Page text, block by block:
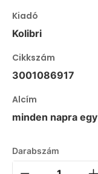
Kiadó
Kolibri
Cikkszám
3001086917
Alcím
minden napra
Darabszám